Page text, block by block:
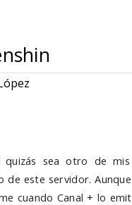
quizás sea otro de mis
este servidor.
cuando Canal + lo